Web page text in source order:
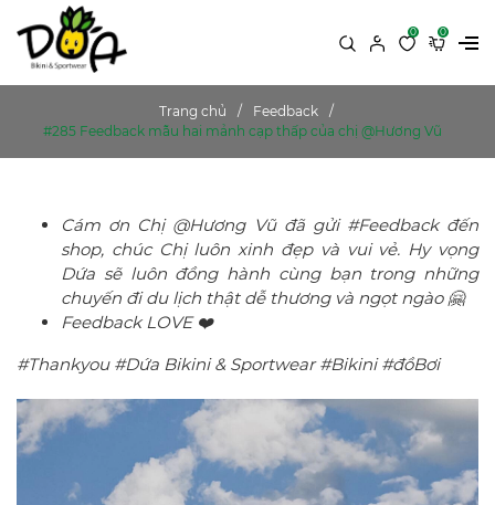
0 0
Trang chủ
Feedback
#285 Feedback mẫu hai mảnh cạp thấp của chị @Hương Vũ
Cám ơn Chị @Hương Vũ đã gửi #Feedback đến
shop, chúc Chị luôn xinh đẹp và vui vẻ. Hy vọng
Dứa sẽ luôn đồng hành cùng bạn trong những
chuyến đi du lịch thật dễ thương và ngọt ngào 🤗
Feedback LOVE ❤️
#Thankyou #Dứa Bikini & Sportwear #Bikini #đồBơi